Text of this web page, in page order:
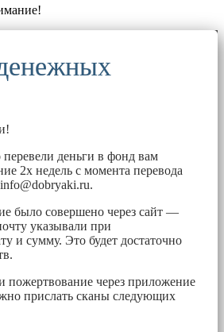
деньги в фонд вам
2х недель с момента перевода
info@dobryaki.ru.
было совершено через сайт —
указывали при
и сумму. Это будет достаточно
пожертвование через приложение
прислать сканы следующих